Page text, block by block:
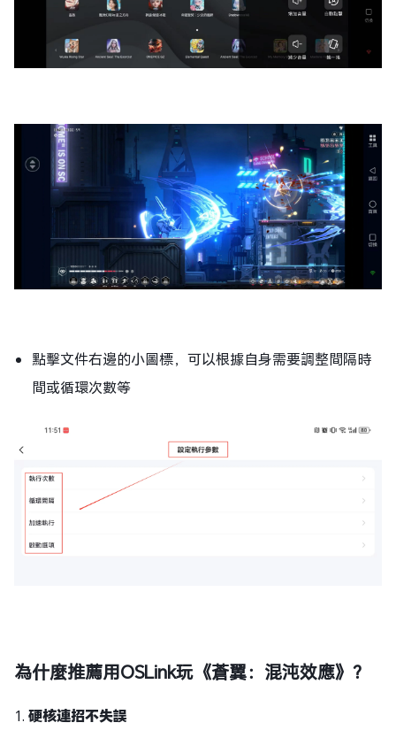
點擊文件右邊的小圖標，可以根據自身需要調整間隔時
間或循環次數等
為什麼推薦用OSLink玩《蒼翼：混沌效應》？
1. 硬核連招不失誤